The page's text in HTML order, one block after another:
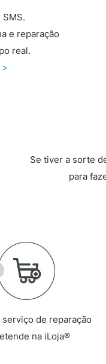
e reparação
real.
Se tiver a sorte
para
de reparação
na iLoja®